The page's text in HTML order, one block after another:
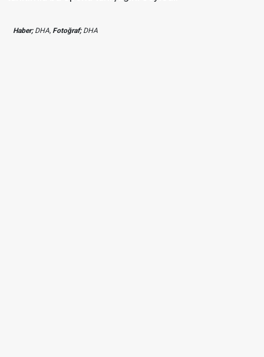
Haber;DHA, Fotoğraf;DHA